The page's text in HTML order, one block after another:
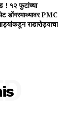
! १२ फुटांच्या
डोंगरमाथ्यावर PMC
राडारोड्याचा